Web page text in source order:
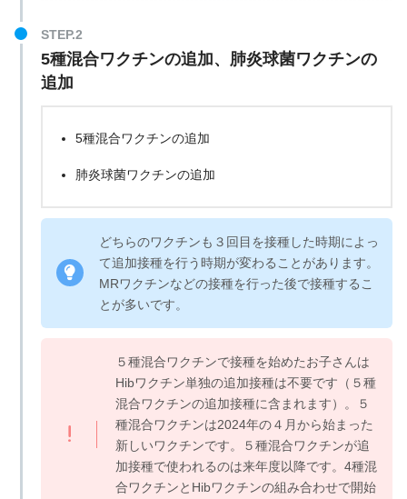
5種混合ワクチンの追加、肺炎球菌ワクチンの
追加
5種混合ワクチンの追加
肺炎球菌ワクチンの追加
どちらのワクチンも３回目を接種した時期によっ
て追加接種を行う時期が変わることがあります。
MRワクチンなどの接種を行った後で接種するこ
とが多いです。
５種混合ワクチンで接種を始めたお子さんは
Hibワクチン単独の追加接種は不要です（５種
混合ワクチンの追加接種に含まれます）。５
種混合ワクチンは2024年の４月から始まった
新しいワクチンです。５種混合ワクチンが追
加接種で使われるのは来年度以降です。4種混
合ワクチンとHibワクチンの組み合わせで開始